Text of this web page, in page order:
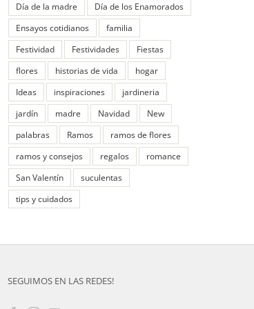
Día de la madre
Día de los Enamorados
Ensayos cotidianos
familia
Festividad
Festividades
Fiestas
flores
historias de vida
hogar
Ideas
inspiraciones
jardineria
jardín
madre Navidad
New
palabras
Ramos
ramos de flores
ramos y consejos
regalos
romance
San Valentín
suculentas
tips y cuidados
SEGUIMOS EN LAS REDES!